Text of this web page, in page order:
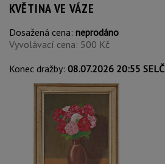
KVĚTINA VE VÁZE
Dosažená cena: neprodáno
Vyvolávací cena: 500 Kč
Konec dražby: 08.07.2026 20:55 SELČ